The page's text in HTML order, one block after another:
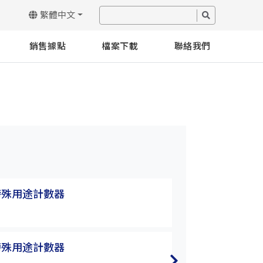
繁體中文
銷售據點 檔案下載 聯絡我們
用途計數器
用途計數器